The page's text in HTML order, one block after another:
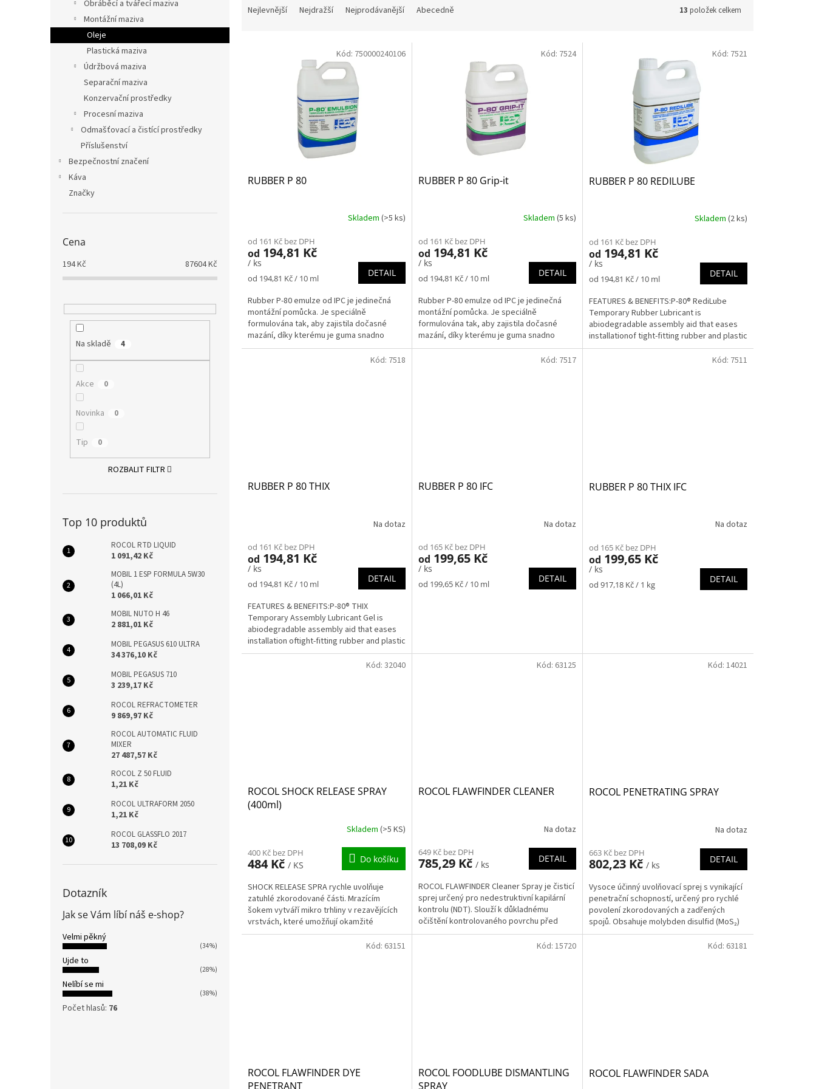
l
Obráběcí a tvářecí maziva
Montážní maziva
Oleje
Plastická maziva
Údržbová maziva
Separační maziva
Konzervační prostředky
Procesní maziva
Odmašťovací a čistící prostředky
Příslušenství
Bezpečnostní značení
Káva
Značky
Cena
194Kč 87604Kč
Na skladě 4
Akce 0
Novinka 0
Tip 0
ROZBALIT FILTR
Top 10 produktů
ROCOL RTD LIQUID
1 091,42 Kč
MOBIL 1 ESP FORMULA 5W30
(4L)
1 066,01 Kč
MOBIL NUTO H 46
2 881,01 Kč
MOBIL PEGASUS 610 ULTRA
34 376,10 Kč
MOBIL PEGASUS 710
3 239,17 Kč
ROCOL REFRACTOMETER
9 869,97 Kč
ROCOL AUTOMATIC FLUID
MIXER
27 487,57 Kč
ROCOL Z 50 FLUID
1,21 Kč
ROCOL ULTRAFORM 2050
1,21 Kč
ROCOL GLASSFLO 2017
13 708,09 Kč
Dotazník
Jak se Vám líbí náš e-shop?
Velmi pěkný
(34%)
Ujde to
(28%)
Nelíbí se mi
(38%)
Počet hlasů: 76
Nejlevnější Nejdražší Nejprodávanější Abecedně 13 položek celkem
RUBBER P 80
Skladem (>5 ks)
od 161 Kč bez DPH
od 194,81 Kč
/ ks
Měrná
od 194,81 Kč / 10 ml DETAIL
Rubber P-80 emulze od IPC je jedinečná
montážní pomůcka. Je speciálně
formulována tak, aby zajistila dočasné
mazání, díky kterému je guma snadno
nainstalována, odstraněna, nebo...
Kód: 750000240106
RUBBER P 80 Grip-it
Skladem (5 ks)
od 161 Kč bez DPH
od 194,81 Kč
/ ks
Měrná
od 194,81 Kč / 10 ml DETAIL
Rubber P-80 emulze od IPC je jedinečná
montážní pomůcka. Je speciálně
formulována tak, aby zajistila dočasné
mazání, díky kterému je guma snadno
nainstalována, odstraněna, nebo...
Kód: 7524
RUBBER P 80 REDILUBE
Skladem (2 ks)
od 161 Kč bez DPH
od 194,81 Kč
/ ks
Měrná
od 194,81 Kč / 10 ml DETAIL
FEATURES & BENEFITS:P-80® RediLube
Temporary Rubber Lubricant is
abiodegradable assembly aid that eases
installationof tight-fitting rubber and plastic
parts by reducingthe...
Kód: 7521
RUBBER P 80 THIX
Na dotaz
od 161 Kč bez DPH
od 194,81 Kč
/ ks
Měrná
od 194,81 Kč / 10 ml DETAIL
FEATURES & BENEFITS:P-80® THIX
Temporary Assembly Lubricant Gel is
abiodegradable assembly aid that eases
installation oftight-fitting rubber and plastic
parts by reducing...
Kód: 7518
RUBBER P 80 IFC
Na dotaz
od 165 Kč bez DPH
od 199,65 Kč
/ ks
Měrná
od 199,65 Kč / 10 ml DETAIL
Kód: 7517
RUBBER P 80 THIX IFC
Na dotaz
od 165 Kč bez DPH
od 199,65 Kč
/ ks
Měrná
od 917,18 Kč / 1 kg DETAIL
Kód: 7511
ROCOL SHOCK RELEASE SPRAY
(400ml)
Skladem (>5 KS)
400 Kč bez DPH
484 Kč / KS
Do košíku
SHOCK RELEASE SPRA rychle uvolňuje
zatuhlé zkorodované části. Mrazícím
šokem vytváří mikro trhliny v rezavějících
vrstvách, které umožňují okamžité
proniknutí maziva skrz...
Kód: 32040
ROCOL FLAWFINDER CLEANER
Na dotaz
649 Kč bez DPH
785,29 Kč / ks
DETAIL
ROCOL FLAWFINDER Cleaner Spray je čisticí
sprej určený pro nedestruktivní kapilární
kontrolu (NDT). Slouží k důkladnému
očištění kontrolovaného povrchu před
aplikací penetrační...
Kód: 63125
ROCOL PENETRATING SPRAY
Na dotaz
663 Kč bez DPH
802,23 Kč / ks
DETAIL
Vysoce účinný uvolňovací sprej s vynikající
penetrační schopností, určený pro rychlé
povolení zkorodovaných a zadřených
spojů. Obsahuje molybden disulfid (MoS₂)
pro snadnější...
Kód: 14021
ROCOL FLAWFINDER DYE
PENETRANT
Kód: 63151
ROCOL FOODLUBE DISMANTLING
SPRAY
Kód: 15720
ROCOL FLAWFINDER SADA
Kód: 63181